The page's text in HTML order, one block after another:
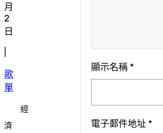
月
2
日
歌
單
經
濟
顯示名稱 *
電子郵件地址 *